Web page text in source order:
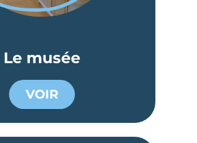
Le musée
VOIR